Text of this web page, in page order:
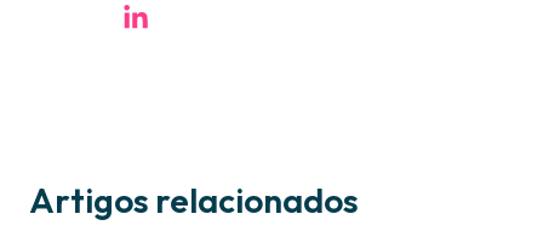
Artigos relacionados